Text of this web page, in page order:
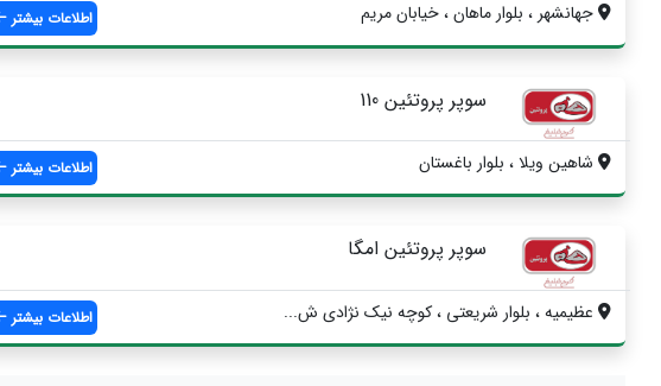
جهانشهر ، بلوار ماهان ، خیابان مریم اطلاعات بیشتر
سوپر پروتئین 110
شاهین ویلا ، بلوار باغستان اطلاعات بیشتر
سوپر پروتئین امگا
عظیمیه ، بلوار شریعتی ، کوچه نیک نژادی ش... اطلاعات بیشتر